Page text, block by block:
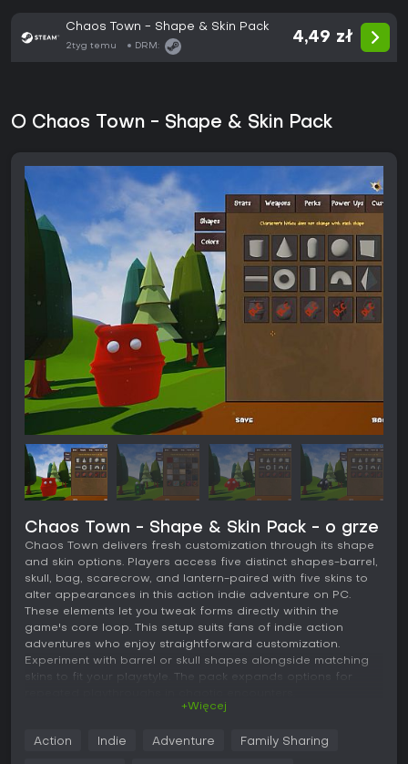
Chaos Town - Shape & Skin Pack
2tyg temu DRM:
4,49 zł
O Chaos Town - Shape & Skin Pack
Chaos Town - Shape & Skin Pack - o grze
Chaos Town delivers fresh customization through its shape
and skin options. Players access five distinct shapes-barrel,
skull, bag, scarecrow, and lantern-paired with five skins to
alter appearances in this action indie adventure on PC.
These elements let you tweak forms directly within the
game's core loop. This setup suits fans of indie action
adventures who enjoy straightforward customization.
Experiment with barrel or skull shapes alongside matching
skins to fit your playstyle. The pack expands options for
lantern) and 5 skins.
+Więcej
Action Indie Adventure Family Sharing